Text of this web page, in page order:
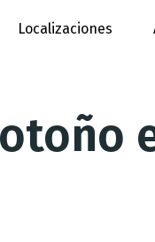
Localizaciones